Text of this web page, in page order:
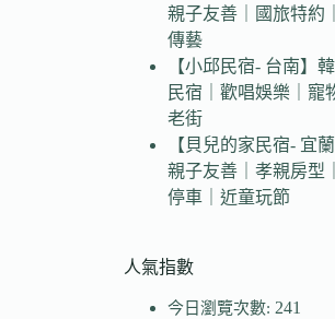
親子友善｜國旅特約
傳藝
【小邱民宿- 台南】
民宿｜歡唱娛樂｜寵
老街
【貝兒的家民宿- 宜
親子友善｜孝親房型
停車｜近童玩節
人氣指數
今日瀏覽次數: 241